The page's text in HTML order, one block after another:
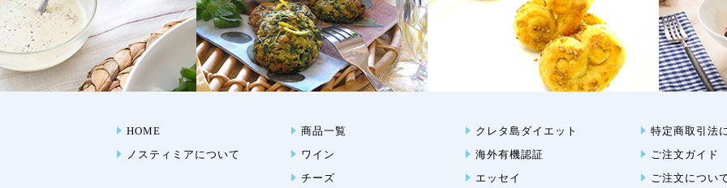
HOME
ノスティミアについて
商品一覧
ワイン
チーズ
クレタ島ダイエット
海外有機認証
エッセイ
特定商取引法
ご注文ガイド
ご注文につい